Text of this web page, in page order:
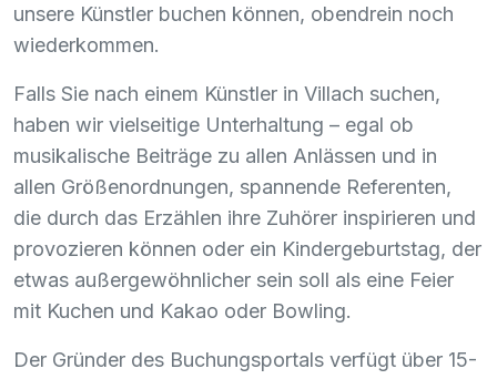
unsere Künstler buchen können, obendrein noch
wiederkommen.
Falls Sie nach einem Künstler in Villach suchen,
haben wir vielseitige Unterhaltung – egal ob
musikalische Beiträge zu allen Anlässen und in
allen Größenordnungen, spannende Referenten,
die durch das Erzählen ihre Zuhörer inspirieren und
provozieren können oder ein Kindergeburtstag, der
etwas außergewöhnlicher sein soll als eine Feier
mit Kuchen und Kakao oder Bowling.
Der Gründer des Buchungsportals verfügt über 15-